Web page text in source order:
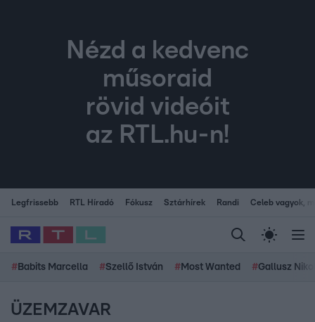
Nézd a kedvenc
műsoraid
rövid videóit
az RTL.hu-n!
Legfrissebb RTL Híradó Fókusz Sztárhírek Randi Celeb vagyok,
# Babits Marcella #Szellő István # Most Wanted #Gallusz
ÜZEMZAVAR